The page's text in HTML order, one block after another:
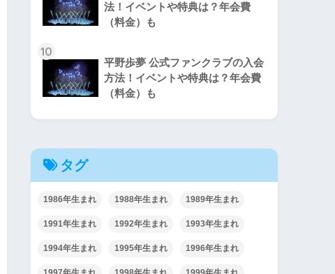
法！イベントや特典は？年会費
（料金）も
10
平野歩夢 公式ファンクラブの入会
方法！イベントや特典は？年会費
（料金）も
タグ
1986年生まれ 1988年生まれ 1989年生まれ
1991年生まれ 1992年生まれ 1993年生まれ
1994年生まれ 1995年生まれ 1996年生まれ